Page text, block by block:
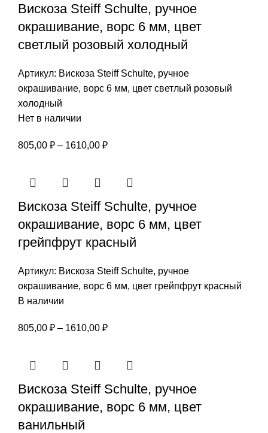
1200,00 ₽
Вискоза Steiff Schulte, ручное
окрашивание, ворс 6 мм, цвет
светлый розовый холодный
Артикул: Вискоза Steiff Schulte, ручное
окрашивание, ворс 6 мм, цвет светлый розовый
холодный
Нет в наличии
805,00 ₽ – 1610,00 ₽Диапазон
1610,00 ₽
Вискоза Steiff Schulte, ручное
окрашивание, ворс 6 мм, цвет
грейпфрут красный
Артикул: Вискоза Steiff Schulte, ручное
окрашивание, ворс 6 мм, цвет грейпфрут красный
В наличии
805,00 ₽ – 1610,00 ₽Диапазон
1610,00 ₽
Вискоза Steiff Schulte, ручное
окрашивание, ворс 6 мм, цвет
ванильный